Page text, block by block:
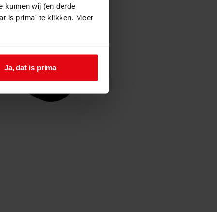
kunnen wij (en derde
is prima' te klikken. Meer
Ja, dat is prima